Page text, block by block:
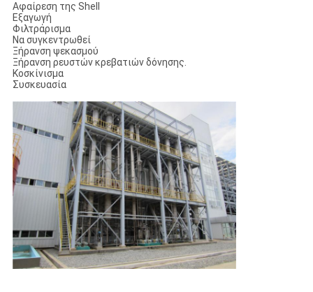
Αφαίρεση της Shell
Εξαγωγή
Φιλτράρισμα
Να συγκεντρωθεί
Ξήρανση ψεκασμού
Ξήρανση ρευστών κρεβατιών δόνησης.
Κοσκίνισμα
Συσκευασία